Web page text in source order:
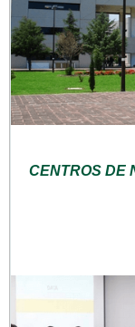
CENTROS DE